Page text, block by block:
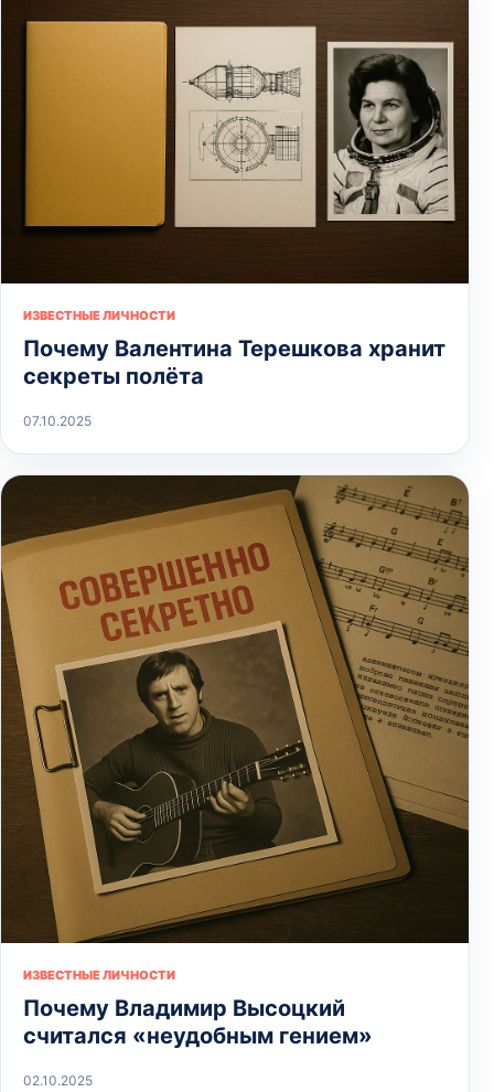
ИЗВЕСТНЫЕ ЛИЧНОСТИ
Почему Валентина Терешкова хранит
секреты полёта
07.10.2025
ИЗВЕСТНЫЕ ЛИЧНОСТИ
Почему Владимир Высоцкий
считался «неудобным гением»
02.10.2025